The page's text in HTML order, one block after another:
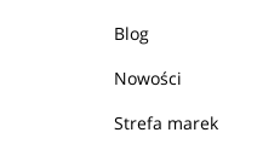
Blog
Nowości
Strefa marek